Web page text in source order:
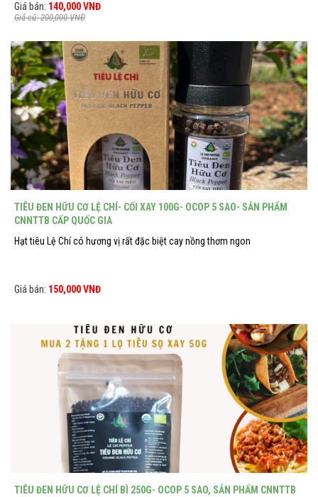
Giá bán: 140,000 VNĐ
Giá cũ: 200,000 VNĐ
TIÊU ĐEN HỮU CƠ LỆ CHÍ- CỐI XAY 100G- OCOP 5 SAO- SẢN PHẨM
CNNTTB CẤP QUỐC GIA
Hạt tiêu Lệ Chí có hương vị rất đặc biệt cay nồng thơm ngon
Giá bán: 150,000 VNĐ
TIÊU ĐEN HỮU CƠ LỆ CHÍ BÌ 250G- OCOP 5 SAO, SẢN PHẨM CNNTTB